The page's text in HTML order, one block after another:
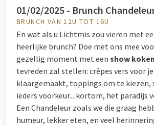
01/02/2025 - Brunch
BRUNCH VAN 12U TOT 16U
En wat als u Lichtmis zou vieren met
heerlijke brunch? Doe met ons mee
gezellig moment met een show koken
tevreden zal stellen: crêpes vers voor
klaargemaakt, toppings om te kiezen,
ieders voorkeur... kortom, het paradijs
Een Chandeleur zoals we die graag
humeur, lekker eten, en veel